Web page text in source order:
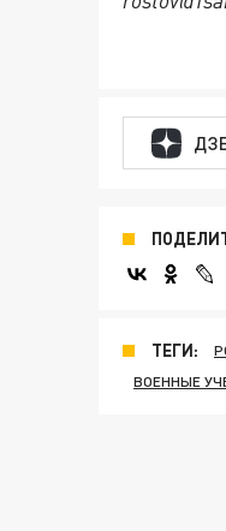
ТЕГИ:
ВОЕННЫЕ